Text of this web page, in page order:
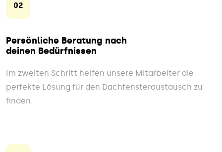
02
Persönliche Beratung nach
deinen Bedürfnissen
Im zweiten Schritt helfen unsere Mitarbeiter die
perfekte Lösung für den Dachfensteraustausch zu
finden.